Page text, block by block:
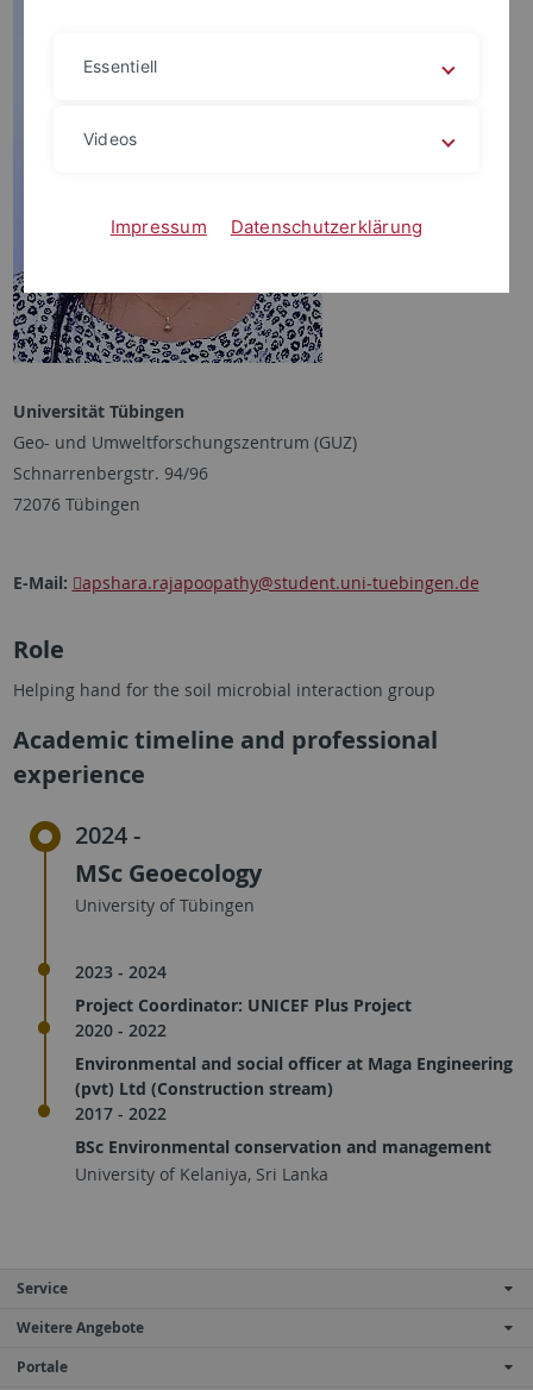
Universität Tübingen
Geo- und Umweltforschungszentrum (GUZ)
Schnarrenbergstr. 94/96
72076 Tübingen
E-Mail: apshara.rajapoopathy@student.uni-tuebingen.de
Role
Helping hand for the soil microbial interaction group
Academic timeline and professional
experience
2024 -
MSc Geoecology
University of Tübingen
2023 - 2024
Project Coordinator: UNICEF Plus Project
2020 - 2022
Environmental and social officer at Maga Engineering
(pvt) Ltd (Construction stream)
2017 - 2022
BSc Environmental conservation and management
University of Kelaniya, Sri Lanka
Service
Weitere Angebote
Portale
Essentiell
Videos
Impressum Datenschutzerklärung